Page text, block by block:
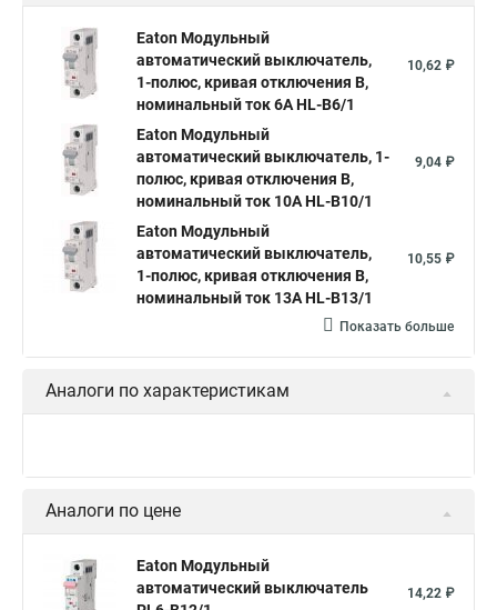
Eaton Модульный
автоматический выключатель,
1-полюс, кривая отключения B,
номинальный ток 6А HL-B6/1
10,62 ₽
Eaton Модульный
автоматический выключатель, 1-
полюс, кривая отключения B,
номинальный ток 10А HL-B10/1
9,04 ₽
Eaton Модульный
автоматический выключатель,
1-полюс, кривая отключения B,
номинальный ток 13А HL-B13/1
10,55 ₽
Показать больше
Аналоги по характеристикам
Аналоги по цене
Eaton Модульный
автоматический выключатель
14,22 ₽